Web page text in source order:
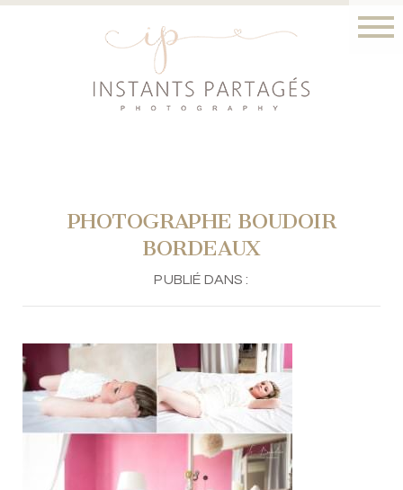
PHOTOGRAPHE BOUDOIR
BORDEAUX
PUBLIÉ DANS :